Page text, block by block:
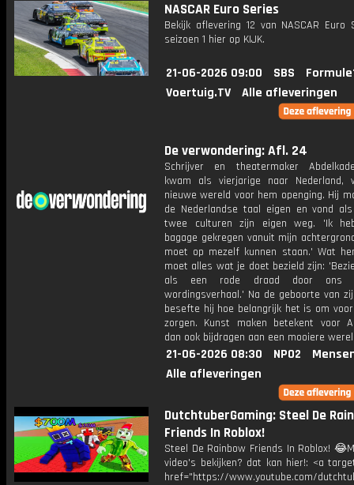
NASCAR Euro Series
Bekijk aflevering 12 van NASCAR Euro
seizoen 1 hier op KIJK.
21-06-2026 09:00 SBS
Voertuig.TV
Alle afleveringen
De verwondering: Afl. 24
Schrijver en theatermaker
kwam als vierjarige naar Nederland,
nieuwe wereld voor hem openging. Hij
de Nederlandse taal eigen en vond
twee culturen zijn eigen weg. 'Ik
bagage gekregen vanuit mijn
moet op mezelf kunnen staan.' Wat
moet alles wat je doet bezield zijn:
als een rode draad door ons
wordingsverhaal.' Na de geboorte van
besefte hij hoe belangrijk het is om
zorgen. Kunst maken betekent voor
dan ook bijdragen aan een mooiere
21-06-2026 08:30 NPO2
Alle afleveringen
DutchtuberGaming: Steel De
Friends In Roblox!
Steel De Rainbow Friends In Roblox!
video's bekijken? dat kan hier!: <a
href="https://www.youtube.com/